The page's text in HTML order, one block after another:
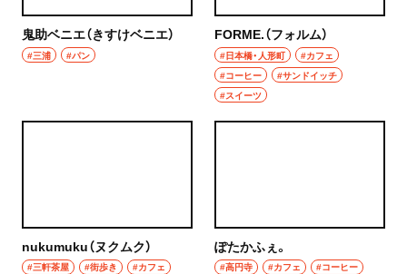
鬼助ベニエ（きすけベニエ）
#三浦 #パン
FORME.（フォルム）
#日本橋・人形町
#カフェ
#コーヒー
#サンドイッチ
#スイーツ
nukumuku（ヌクムク）
#三軒茶屋 #街歩き
#カフェ
ぽたかふぇ。
#高円寺 #カフェ
#コーヒー